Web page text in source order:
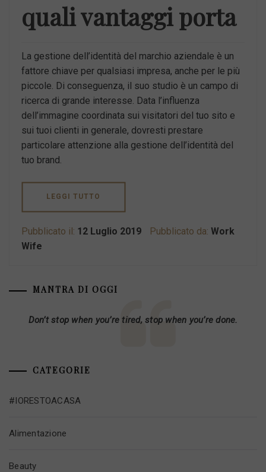
quali vantaggi porta
La gestione dell’identità del marchio aziendale è un
fattore chiave per qualsiasi impresa, anche per le più
piccole. Di conseguenza, il suo studio è un campo di
ricerca di grande interesse. Data l’influenza
dell’immagine coordinata sui visitatori del tuo sito e
sui tuoi clienti in generale, dovresti prestare
particolare attenzione alla gestione dell’identità del
tuo brand.
LEGGI TUTTO
Pubblicato il: 12 Luglio 2019 Pubblicato da: Work
Wife
MANTRA DI OGGI
Don’t stop when you’re tired, stop when you’re done.
CATEGORIE
#IORESTOACASA
Alimentazione
Beauty